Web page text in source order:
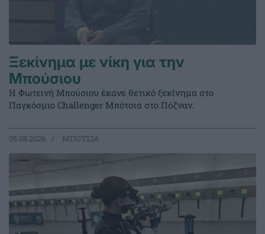
Ξεκίνημα με νίκη για την
Μπούσιου
Η Φωτεινή Μπούσιου έκανε θετικό ξεκίνημα στο
Παγκόσμιο Challenger Μπότσια στο Πόζναν.
05.08.2026 ΜΠΟΤΣΙΑ